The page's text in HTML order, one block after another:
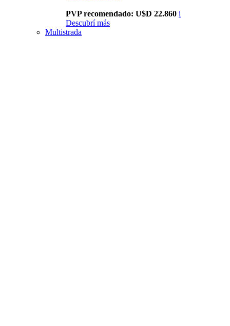
PVP recomendado: U$D 22.860 i
Descubrí más
Multistrada